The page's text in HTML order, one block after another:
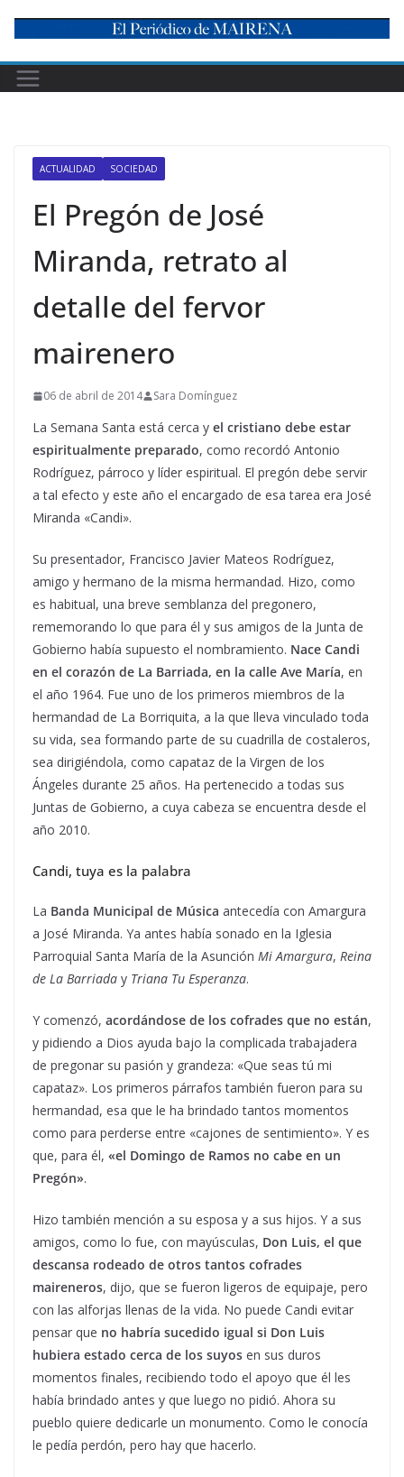
content
ACTUALIDAD SOCIEDAD
El Pregón de José
Miranda, retrato al
detalle del fervor
mairenero
06 de abril de 2014 Sara Domínguez
La Semana Santa está cerca y el cristiano debe estar
espiritualmente preparado, como recordó Antonio
Rodríguez, párroco y líder espiritual. El pregón debe servir
a tal efecto y este año el encargado de esa tarea era José
Miranda «Candi».
Su presentador, Francisco Javier Mateos Rodríguez,
amigo y hermano de la misma hermandad. Hizo, como
es habitual, una breve semblanza del pregonero,
rememorando lo que para él y sus amigos de la Junta de
Gobierno había supuesto el nombramiento. Nace Candi
en el corazón de La Barriada, en la calle Ave María, en
el año 1964. Fue uno de los primeros miembros de la
hermandad de La Borriquita, a la que lleva vinculado toda
su vida, sea formando parte de su cuadrilla de costaleros,
sea dirigiéndola, como capataz de la Virgen de los
Ángeles durante 25 años. Ha pertenecido a todas sus
Juntas de Gobierno, a cuya cabeza se encuentra desde el
año 2010.
Candi, tuya es la palabra
La Banda Municipal de Música antecedía con Amargura
a José Miranda. Ya antes había sonado en la Iglesia
Parroquial Santa María de la Asunción Mi Amargura, Reina
de La Barriada y Triana Tu Esperanza.
Y comenzó, acordándose de los cofrades que no están,
y pidiendo a Dios ayuda bajo la complicada trabajadera
de pregonar su pasión y grandeza: «Que seas tú mi
capataz». Los primeros párrafos también fueron para su
hermandad, esa que le ha brindado tantos momentos
como para perderse entre «cajones de sentimiento». Y es
que, para él, «el Domingo de Ramos no cabe en un
Pregón».
Hizo también mención a su esposa y a sus hijos. Y a sus
amigos, como lo fue, con mayúsculas, Don Luis, el que
descansa rodeado de otros tantos cofrades
maireneros, dijo, que se fueron ligeros de equipaje, pero
con las alforjas llenas de la vida. No puede Candi evitar
pensar que no habría sucedido igual si Don Luis
hubiera estado cerca de los suyos en sus duros
momentos finales, recibiendo todo el apoyo que él les
había brindado antes y que luego no pidió. Ahora su
pueblo quiere dedicarle un monumento. Como le conocía
le pedía perdón, pero hay que hacerlo.